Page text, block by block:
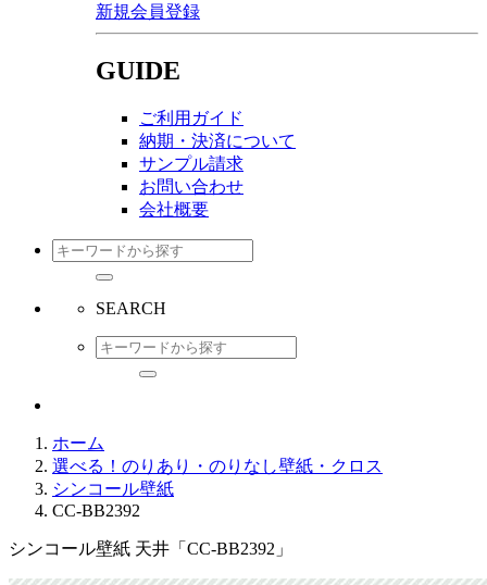
新規会員登録
GUIDE
ご利用ガイド
納期・決済について
サンプル請求
お問い合わせ
会社概要
SEARCH
ホーム
選べる！のりあり・のりなし壁紙・クロス
シンコール壁紙
CC-BB2392
シンコール壁紙 天井「CC-BB2392」